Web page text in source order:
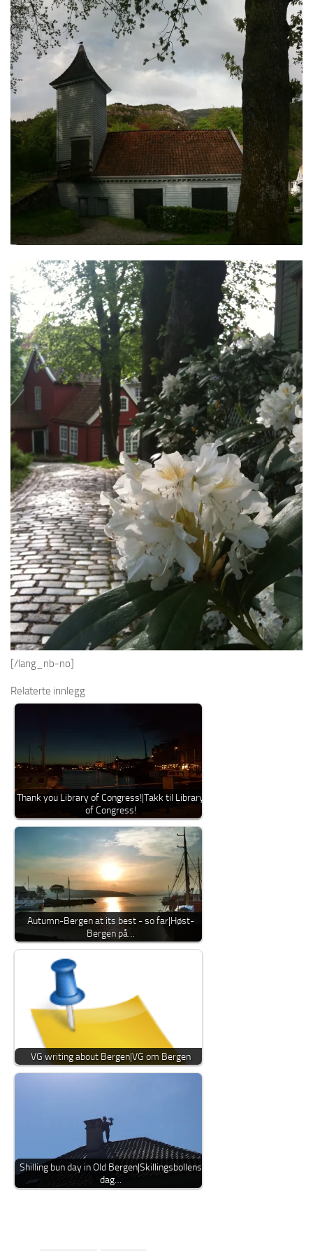
[/lang_nb-no]
Relaterte innlegg
Thank you Library of Congress!|Takk til Library
of Congress!
Autumn-Bergen at its best - so far|Høst-
Bergen på…
VG writing about Bergen|VG om Bergen
Shilling bun day in Old Bergen|Skillingsbollens
dag…